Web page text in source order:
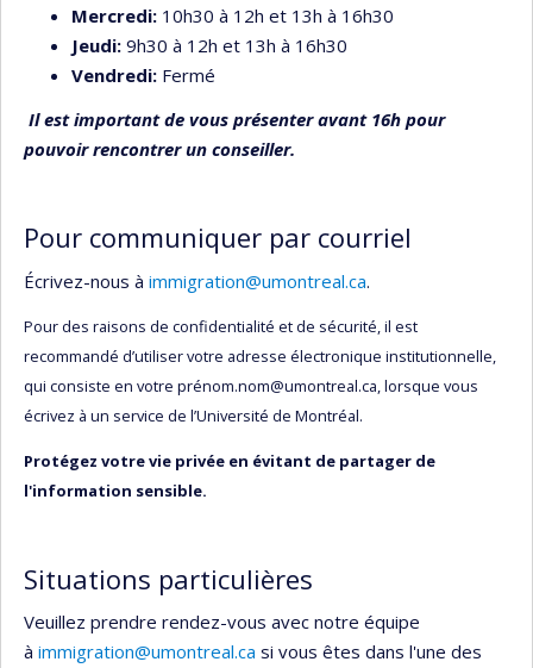
Mercredi: 10h30 à 12h et 13h à 16h30
Jeudi: 9h30 à 12h et 13h à 16h30
Vendredi: Fermé
Il est important de vous présenter avant 16h pour
pouvoir rencontrer un conseiller.
Pour communiquer par courriel
Écrivez-nous à immigration@umontreal.ca.
Pour des raisons de confidentialité et de sécurité, il est
recommandé d’utiliser votre adresse électronique institutionnelle,
qui consiste en votre prénom.nom@umontreal.ca, lorsque vous
écrivez à un service de l’Université de Montréal.
Protégez votre vie privée en évitant de partager de
l'information sensible.
Situations particulières
Veuillez prendre rendez-vous avec notre équipe
à immigration@umontreal.ca si vous êtes dans l'une des